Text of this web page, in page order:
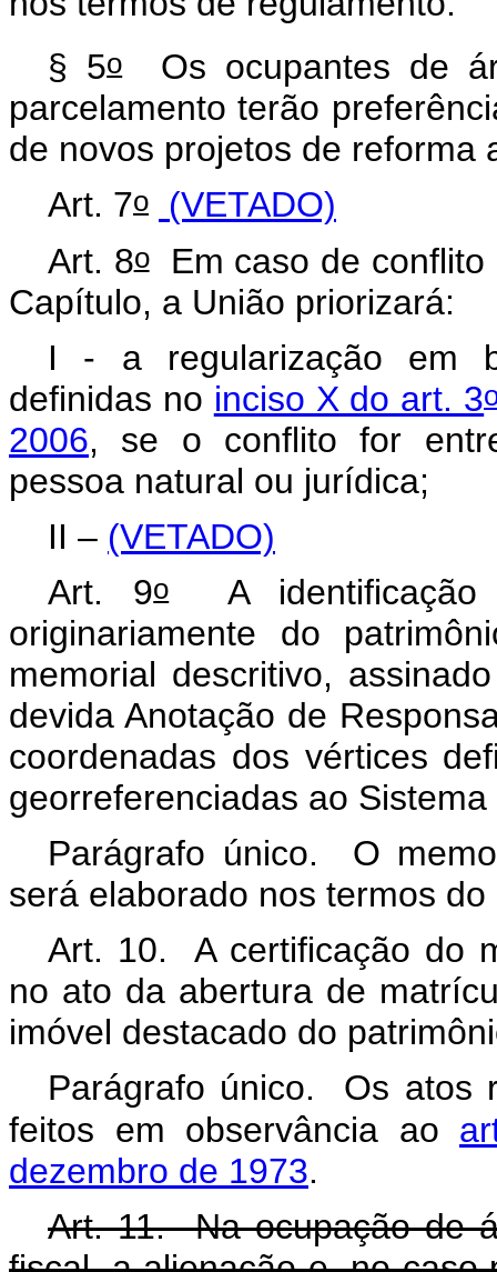
§ 5oOs ocupantes de
parcelamento terão
de novos projetos de reforma
Art. 7o
(VETADO)
Art. 8oEm caso de conflito
Capítulo, a União priorizará:
I - a regularização em
definidas no inciso X do art. 3
2006, se o conflito for
pessoa natural ou jurídica;
II – (VETADO)
Art. 9oA identificação
originariamente do
memorial descritivo,
devida Anotação de
coordenadas dos vértices
georreferenciadas ao
Parágrafo único. O
será elaborado nos termos
Art. 10. A certificação do
no ato da abertura de
imóvel destacado do
Parágrafo único. Os atos
feitos em observância ao
dezembro de 1973.
Art. 11. Na ocupação de